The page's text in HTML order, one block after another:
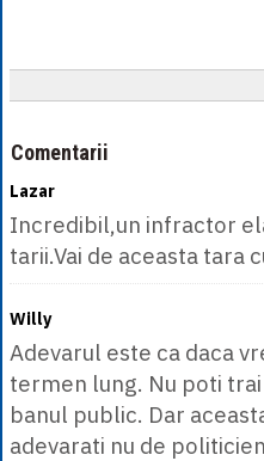
Comentarii
Lazar
Incredibil,un infractor
tarii.Vai de aceasta tara
Willy
Adevarul este ca daca
termen lung. Nu poti
banul public. Dar
adevarati nu de